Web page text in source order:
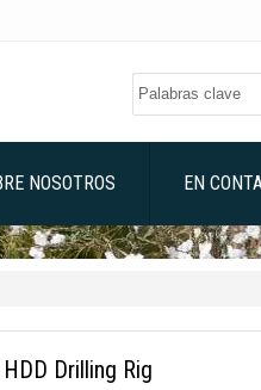
NOSOTROS EN
Drilling Rig